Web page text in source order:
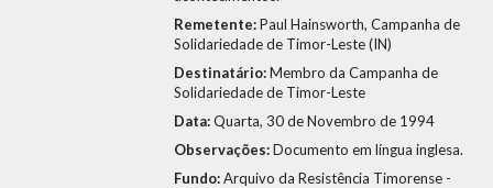
Remetente:Paul Hainsworth, Campanha de
Solidariedade de Timor-Leste (IN)
Destinatário:Membro da Campanha de
Solidariedade de Timor-Leste
Data:Quarta, 30 de Novembro de 1994
Observações:Documento em língua inglesa.
Fundo:Arquivo da Resistência Timorense -